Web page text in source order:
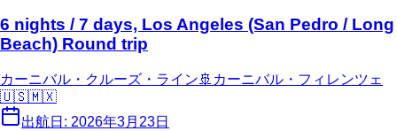
6 nights / 7 days, Los Angeles (San Pedro / Long
Beach) Round trip
カーニバル・クルーズ・ライン 🚢 カーニバル・フィレンツェ
🇺🇸🇲🇽
出航日: 2026年3月23日